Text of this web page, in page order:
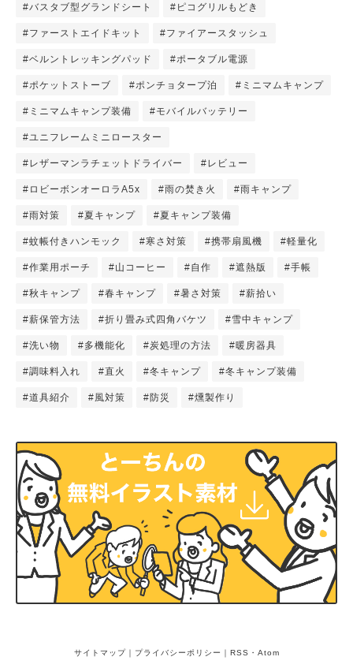
#バスタブ型グランドシート #ピコグリルもどき
#ファーストエイドキット #ファイアースタッシュ
#ベルントレッキングパッド #ポータブル電源
#ポケットストーブ #ポンチョタープ泊 #ミニマムキャンプ
#ミニマムキャンプ装備 #モバイルバッテリー
#ユニフレームミニロースター
#レザーマンラチェットドライバー #レビュー
#ロビーボンオーロラA5x #雨の焚き火 #雨キャンプ
#雨対策 #夏キャンプ #夏キャンプ装備
#蚊帳付きハンモック #寒さ対策 #携帯扇風機 #軽量化
#作業用ポーチ #山コーヒー #自作 #遮熱版 #手帳
#秋キャンプ #春キャンプ #暑さ対策 #薪拾い
#薪保管方法 #折り畳み式四角バケツ #雪中キャンプ
#洗い物 #多機能化 #炭処理の方法 #暖房器具
#調味料入れ #直火 #冬キャンプ #冬キャンプ装備
#道具紹介 #風対策 #防災 #燻製作り
サイトマップ｜ プライバシーポリシー ｜ RSS ・ Atom